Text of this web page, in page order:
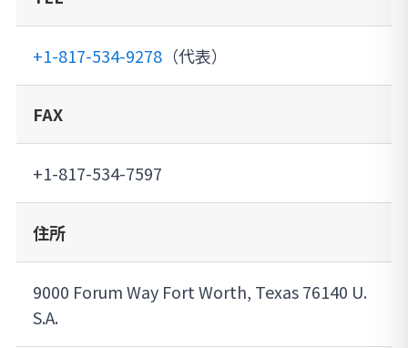
+1-817-534-9278（代表）
FAX
+1-817-534-7597
住所
9000 Forum Way Fort Worth, Texas 76140 U.
S.A.